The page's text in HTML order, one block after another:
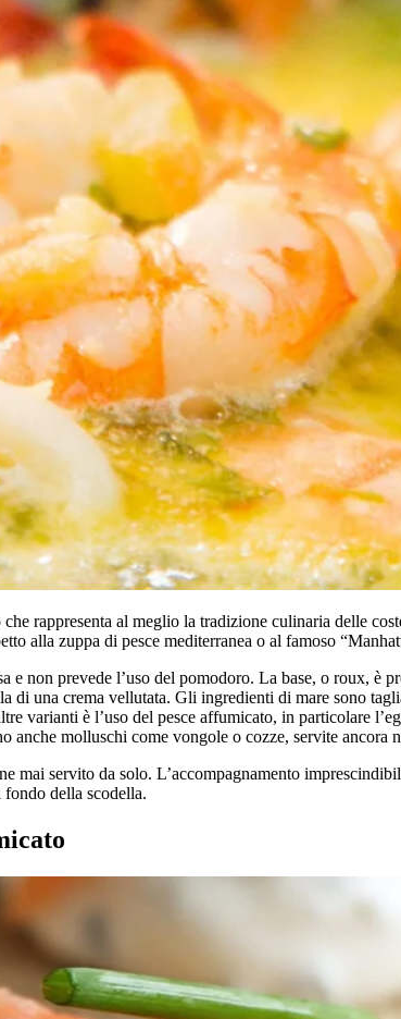
rappresenta al meglio la tradizione culinaria delle
alla zuppa di pesce mediterranea o al famoso
e non prevede l’uso del pomodoro. La base, o roux,
di una crema vellutata. Gli ingredienti di mare sono
varianti è l’uso del pesce affumicato, in particolare
anche molluschi come vongole o cozze, servite ancora
mai servito da solo. L’accompagnamento
della scodella.